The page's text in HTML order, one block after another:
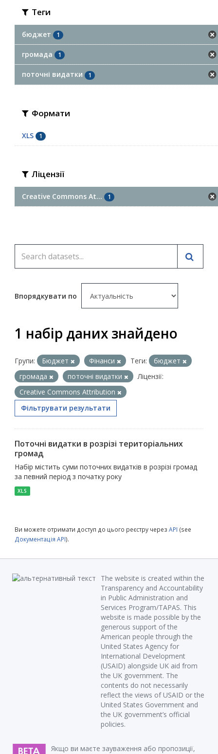
Теги
бюджет 1
громада 1
поточні видатки 1
Формати
XLS 1
Ліцензії
Creative Commons At... 1
Впорядкувати по
1 набір даних знайдено
Групи: Бюджет Фінанси Теги:
бюджет
громада
поточні видатки
Ліцензії:
Creative Commons Attribution
Фільтрувати результати
Поточні видатки в розрізі територіальних
громад
Набір містить суми поточних видатків в розрізі громад
за певний період з початку року
XLS
Ви можете отримати доступ до цього реєстру через API (see
Документація API).
The website is created within the
Transparency and Accountability
in Public Administration and
Services Program/TAPAS. This
website is made possible by the
generous support of the
American people through the
United States Agency for
International Development
(USAID) alongside UK aid from
the UK government. The
contents do not necessarily
reflect the views of USAID or the
United States Government and
the UK government’s official
policies.
Якщо ви маєте зауваження або пропозиції,